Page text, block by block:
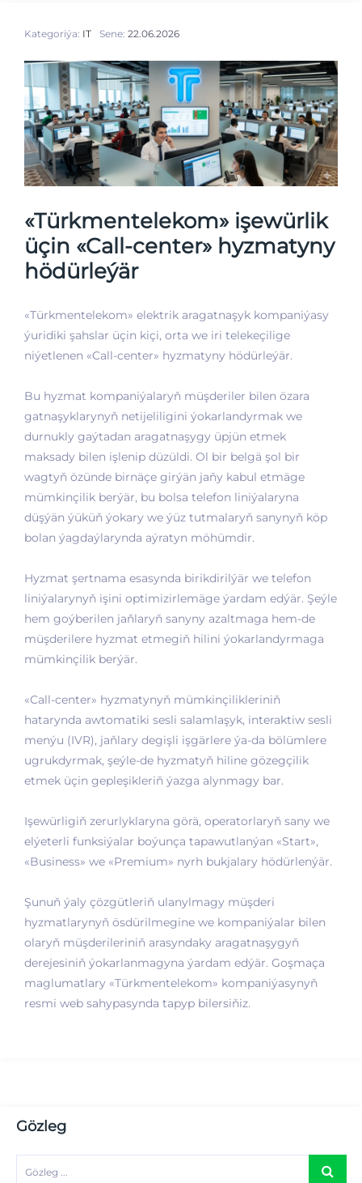
Kategoriýa: IT Sene: 22.06.2026
«Türkmentelekom» işewürlik
üçin «Call-center» hyzmatyny
hödürleýär
«Türkmentelekom» elektrik aragatnaşyk kompaniýasy
ýuridiki şahslar üçin kiçi, orta we iri telekeçilige
niýetlenen «Call-center» hyzmatyny hödürleýär.
Bu hyzmat kompaniýalaryň müşderiler bilen özara
gatnaşyklarynyň netijeliligini ýokarlandyrmak we
durnukly gaýtadan aragatnaşygy üpjün etmek
maksady bilen işlenip düzüldi. Ol bir belgä şol bir
wagtyň özünde birnäçe girýän jaňy kabul etmäge
mümkinçilik berýär, bu bolsa telefon liniýalaryna
düşýän ýüküň ýokary we ýüz tutmalaryň sanynyň köp
bolan ýagdaýlarynda aýratyn möhümdir.
Hyzmat şertnama esasynda birikdirilýär we telefon
liniýalarynyň işini optimizirlemäge ýardam edýär. Şeýle
hem goýberilen jaňlaryň sanyny azaltmaga hem-de
müşderilere hyzmat etmegiň hilini ýokarlandyrmaga
mümkinçilik berýär.
«Call-center» hyzmatynyň mümkinçilikleriniň
hatarynda awtomatiki sesli salamlaşyk, interaktiw sesli
menýu (IVR), jaňlary degişli işgärlere ýa-da bölümlere
ugrukdyrmak, şeýle-de hyzmatyň hiline gözegçilik
etmek üçin gepleşikleriň ýazga alynmagy bar.
Işewürligiň zerurlyklaryna görä, operatorlaryň sany we
elýeterli funksiýalar boýunça tapawutlanýan «Start»,
«Business» we «Premium» nyrh bukjalary hödürlenýär.
Şunuň ýaly çözgütleriň ulanylmagy müşderi
hyzmatlarynyň ösdürilmegine we kompaniýalar bilen
olaryň müşderileriniň arasyndaky aragatnaşygyň
derejesiniň ýokarlanmagyna ýardam edýär. Goşmaça
maglumatlary «Türkmentelekom» kompaniýasynyň
resmi web sahypasynda tapyp bilersiňiz.
Gözleg